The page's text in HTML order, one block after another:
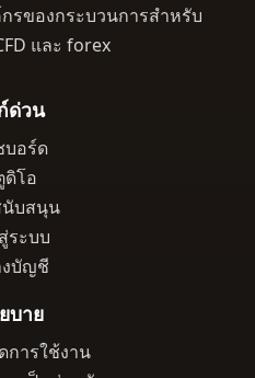
รของกระบวนการสำหรับ
และ forex
ด่วน
บอร์ด
ดิโอ
นับสนุน
ระบบ
งบัญชี
บาย
ารใช้งาน